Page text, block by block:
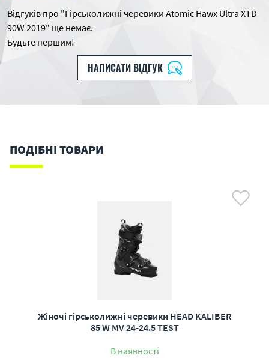
Відгуків про "Гірськолижні черевики Atomic Hawx Ultra XTD
90W 2019" ще немає.
Будьте першим!
НАПИСАТИ ВІДГУК
ПОДІБНІ ТОВАРИ
Жіночі гірськолижні черевики HEAD KALIBER
85 W MV 24-24.5 TEST
В наявності